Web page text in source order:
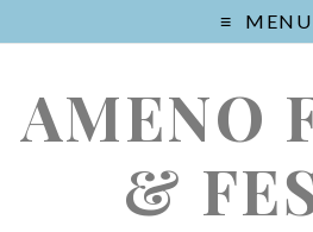
MENU
AMENO
&